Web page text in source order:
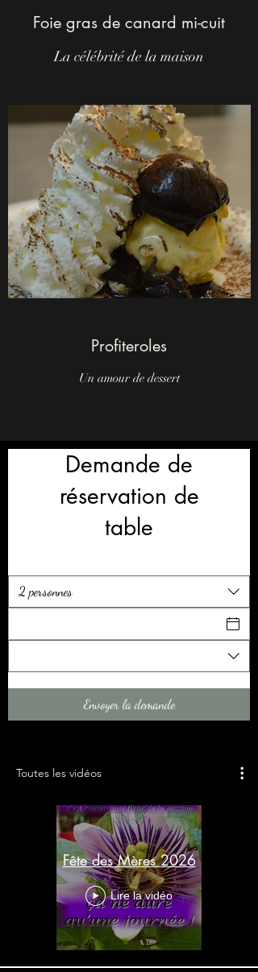
Foie gras de canard mi-cuit
La célébrité de la maison
Profiteroles
Un amour de dessert
Demande de
réservation de
table
2 personnes
Envoyer la demande
Toutes les vidéos
Fête des Mères 2026
Lire la vidéo